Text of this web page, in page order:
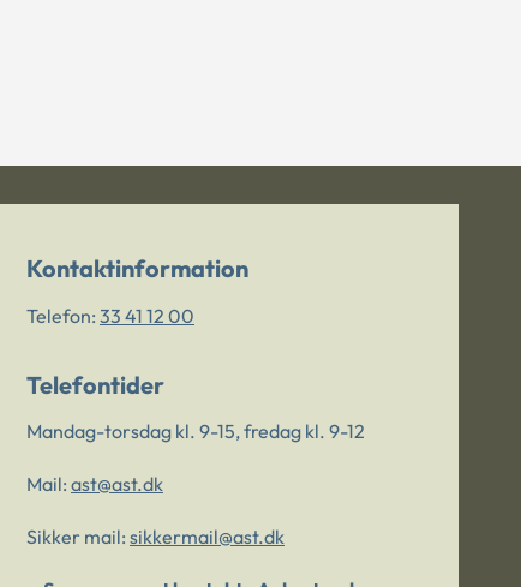
Kontaktinformation
Telefon: 33 41 12 00
Telefontider
Mandag-torsdag kl. 9-15, fredag kl. 9-12
Mail: ast@ast.dk
Sikker mail: sikkermail@ast.dk